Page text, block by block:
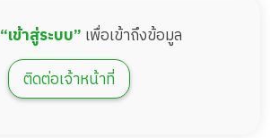
“เข้าสู่ระบบ” เพื่อเข้าถึงข้อมูล
ติดต่อเจ้าหน้าที่